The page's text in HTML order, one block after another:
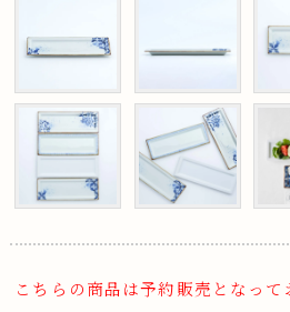
こちらの商品は予約販売となって